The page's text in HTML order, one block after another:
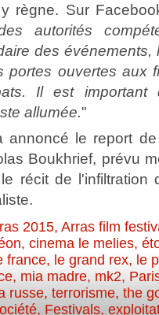
règne. Sur
autorités
des événements,
portes ouvertes aux
Il est
allumée."
annoncé le report
Boukhrief, prévu
récit de l'infiltration
2015, Arras film
, cinema le melies,
france, le grand rex, le
, mia madre, mk2,
russe,terrorisme,the
, Festivals,